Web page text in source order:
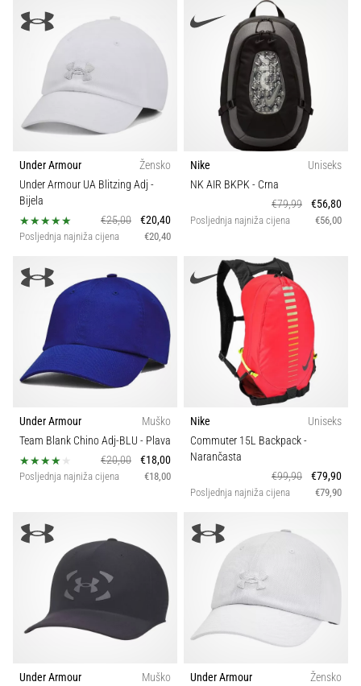
Under Armour
Žensko
Under Armour UA Blitzing Adj -
Bijela
€25,00
€20,40
Posljednja najniža cijena €20,40
Nike
Uniseks
NK AIR BKPK- Crna
€79,99
€56,80
Posljednja najniža cijena €56,00
Under Armour
Muško
Team Blank Chino Adj-BLU - Plava
€20,00
€18,00
Posljednja najniža cijena €18,00
Nike
Uniseks
Commuter 15L Backpack-
Narančasta
€99,90
€79,90
Posljednja najniža cijena €79,90
Under Armour
Muško
Under Armour
Žensko